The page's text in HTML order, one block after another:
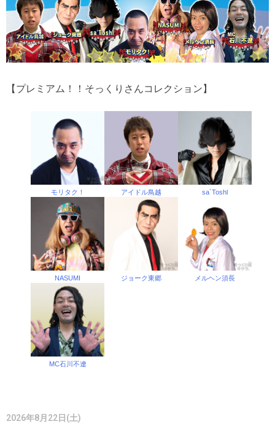
【プレミアム！！そっくりさんコレクション】
モリタク！ アイドル鳥越 sa´Toshl
NASUMI ジョーク東郷 メルヘン須長
MC石川不遼
2026年8月22日(土)